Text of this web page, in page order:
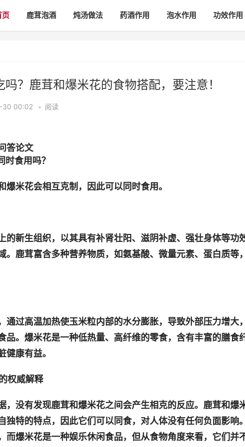
页 鹿茸泡酒 炖汤做法 药酒作用 泡水作用 功效作用
？鹿茸和爆米花的食物搭配，要注意！
30 00:02 • 阅读
答论文
时食用吗？
米花会相互克制，因此可以同时食用。
的新生组织，以其具有补肾壮阳、滋阴补虚、强壮身体等功
。鹿茸富含多种营养物质，如氨基酸、微量元素、蛋白质等
通过高温加热使玉米粒内部的水分膨胀，导致外部压力增大
品。爆米花是一种低热量、高纤维的零食，含有丰富的膳食
康有益。
权威解释
，没有发现鹿茸和爆米花之间会产生相克的反应。鹿茸和爆
独特的特点，因此它们可以同食，对人体没有任何负面影响
而爆米花是一种娱乐休闲食品，但从食物角度来看，它们并